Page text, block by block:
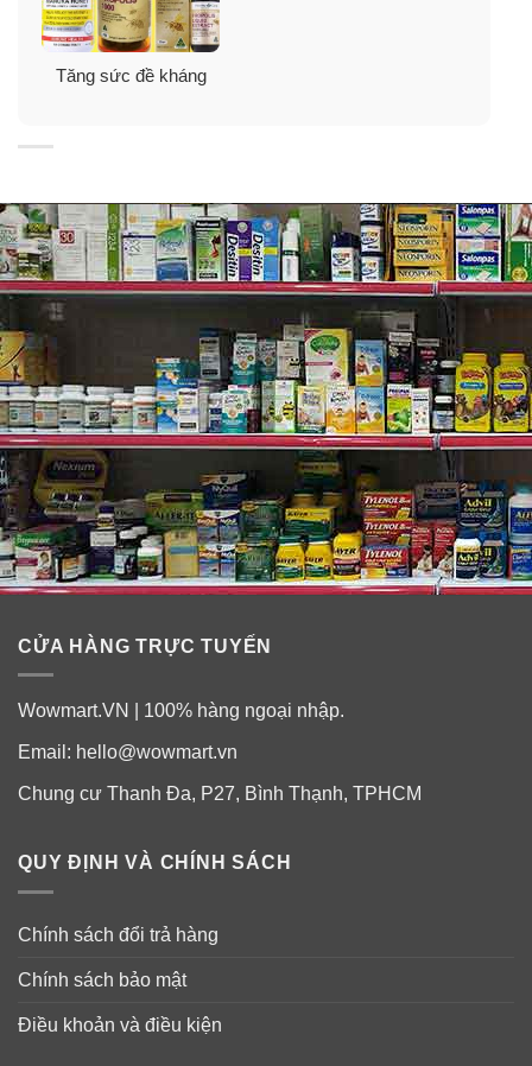
C bạn sẽ hay bị chảy máu cam, chảy máu lợi và vết
thương lâu lành dẫn đến bệnh scorbut (xuất huyết dưới
da). Bệnh này thường thấy không chỉ ở người lớn mà
Lợi ích của viên bổ sung vitamin C Nature
Made 500mg
Tăng cường khả năng đề kháng cho cơ thể.
Ngăn lão hoá da, làm đẹp da và tóc.
Giảm cholesterol tích tụ dư thừa trong cơ thể, ngừa
nguy có xơ vữa động mạch.
Tăng sức đề kháng
CỬA HÀNG TRỰC TUYẾN
Wowmart.VN | 100% hàng ngoại nhập.
Email: hello@wowmart.vn
Chung cư Thanh Đa, P27, Bình Thạnh, TPHCM
QUY ĐỊNH VÀ CHÍNH SÁCH
Chính sách đổi trả hàng
Chính sách bảo mật
Điều khoản và điều kiện